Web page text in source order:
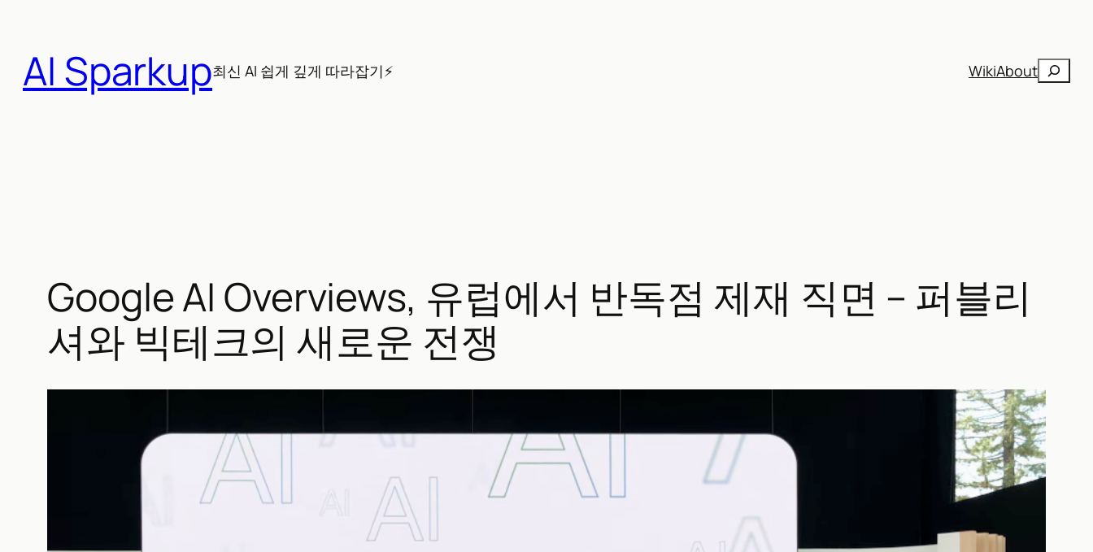
AI Sparkup최신 AI 쉽게 깊게 따라잡기⚡ WikiAbout검
Google AI Overviews, 유럽에서 반독점 제재 직면 – 퍼블리
셔와 빅테크의 새로운 전쟁